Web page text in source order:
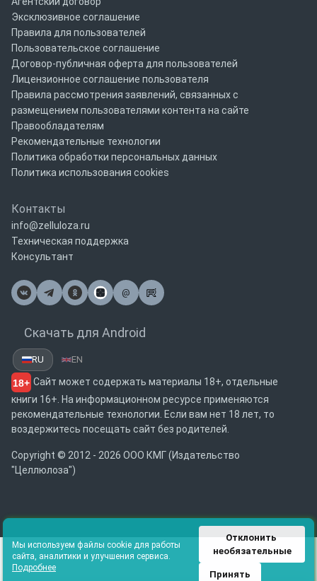
Эксклюзивное соглашение
Правила для пользователей
Пользовательское соглашение
Договор-публичная оферта для пользователей
Лицензионное соглашение пользователя
Правила рассмотрения заявлений, связанных с
размещением пользователями контента на сайте
Правообладателям
Рекомендательные технологии
Политика обработки персональных данных
Политика использования cookies
Контакты
info@zelluloza.ru
Техническая поддержка
Консультант
@
Почта
Скачать для Android
RU EN
18+ Сайт может содержать материалы 18+, отдельные
книги 16+. На информационном ресурсе применяются
рекомендательные технологии. Если вам нет 18 лет, то
воздержитесь посещать сайт без родителей.
Copyright © 2012 - 2026 ООО КМГ (Издательство
"Целлюлоза")
Мы используем файлы cookie для работы
сайта, аналитики и улучшения сервиса.
Подробнее
Отклонить
необязательные
Принять